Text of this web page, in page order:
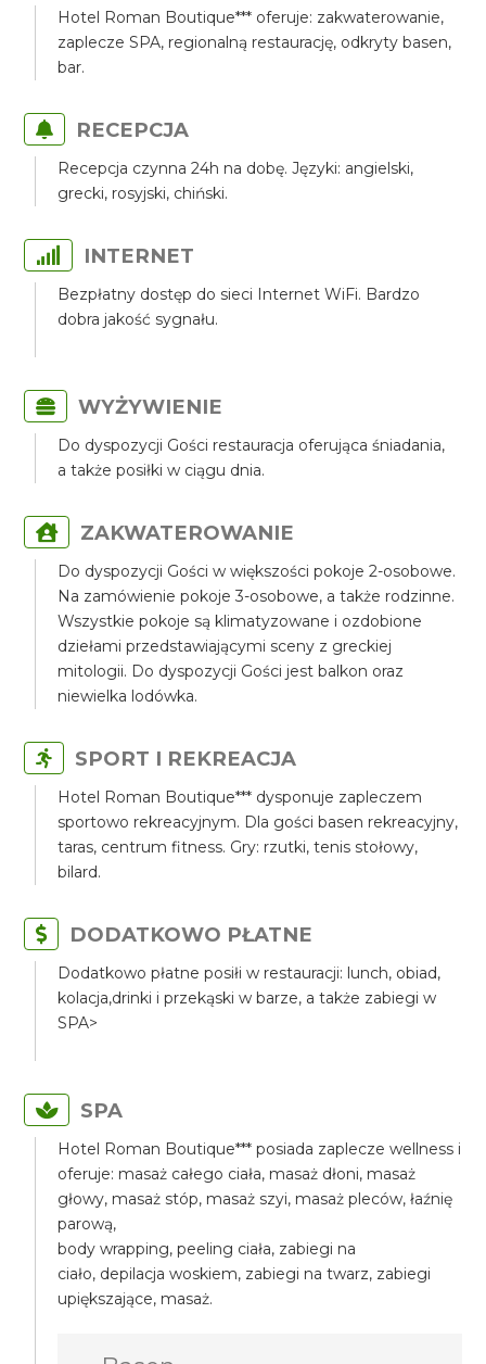
Hotel Roman Boutique*** oferuje: zakwaterowanie,
zaplecze SPA, regionalną restaurację, odkryty basen,
bar.
RECEPCJA
Recepcja czynna 24h na dobę. Języki: angielski,
grecki, rosyjski, chiński.
INTERNET
Bezpłatny dostęp do sieci Internet WiFi. Bardzo
dobra jakość sygnału.
WYŻYWIENIE
Do dyspozycji Gości restauracja oferująca śniadania,
a także posiłki w ciągu dnia.
ZAKWATEROWANIE
Do dyspozycji Gości w większości pokoje 2-osobowe.
Na zamówienie pokoje 3-osobowe, a także rodzinne.
Wszystkie pokoje są klimatyzowane i ozdobione
dziełami przedstawiającymi sceny z greckiej
mitologii. Do dyspozycji Gości jest balkon oraz
niewielka lodówka.
SPORT I REKREACJA
Hotel Roman Boutique*** dysponuje zapleczem
sportowo rekreacyjnym. Dla gości basen rekreacyjny,
taras, centrum fitness. Gry: rzutki, tenis stołowy,
bilard.
DODATKOWO PŁATNE
Dodatkowo płatne posiłi w restauracji: lunch, obiad,
kolacja,drinki i przekąski w barze, a także zabiegi w
SPA>
SPA
Hotel Roman Boutique*** posiada zaplecze wellness i
oferuje: masaż całego ciała, masaż dłoni, masaż
głowy, masaż stóp, masaż szyi, masaż pleców, łaźnię
parową,
body wrapping, peeling ciała, zabiegi na
ciało, depilacja woskiem, zabiegi na twarz, zabiegi
upiększające, masaż.